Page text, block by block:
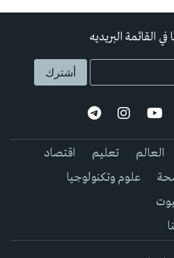
القائمة البريديه
العالم تعليم
اقتصاد
علوم وتكنولوجيا